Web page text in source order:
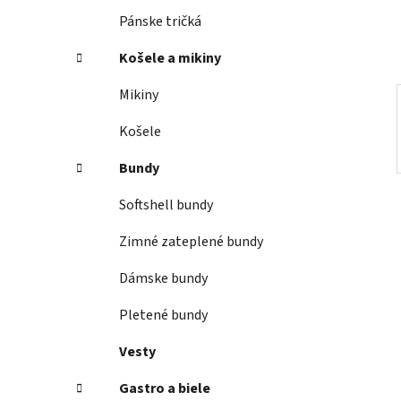
Pánske tričká
Košele a mikiny
Mikiny
Košele
Bundy
Softshell bundy
Zimné zateplené bundy
Dámske bundy
Pletené bundy
Vesty
Gastro a biele